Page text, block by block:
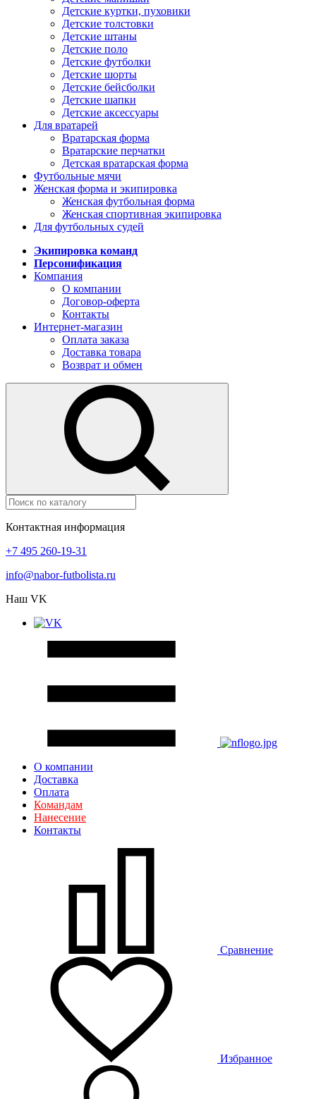
Детские куртки, пуховики
Детские толстовки
Детские штаны
Детские поло
Детские футболки
Детские шорты
Детские бейсболки
Детские шапки
Детские аксессуары
Для вратарей
Вратарская форма
Вратарские перчатки
Детская вратарская форма
Футбольные мячи
Женская форма и экипировка
Женская футбольная форма
Женская спортивная экипировка
Для футбольных судей
Экипировка команд
Персонификация
Компания
О компании
Договор-оферта
Контакты
Интернет-магазин
Оплата заказа
Доставка товара
Возврат и обмен
Контактная информация
+7 495 260-19-31
info@nabor-futbolista.ru
Наш VK
О компании
Доставка
Оплата
Командам
Нанесение
Контакты
Сравнение
Избранное